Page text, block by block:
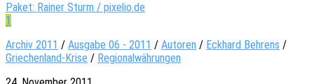
Paket: Rainer Sturm / pixelio.de
1
Archiv 2011 / Ausgabe 06 - 2011 / Autoren / Eckhard Behrens /
Griechenland-Krise / Regionalwährungen